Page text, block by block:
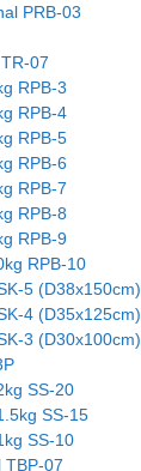
PRB-03
07
RPB-3
RPB-4
RPB-5
RPB-6
RPB-7
RPB-8
RPB-9
RPB-10
5 (D38x150cm)
4 (D35x125cm)
3 (D30x100cm)
SS-20
SS-15
SS-10
TBP-07